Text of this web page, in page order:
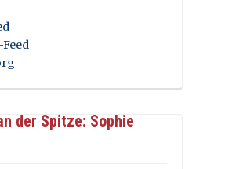
der Spitze: Sophie